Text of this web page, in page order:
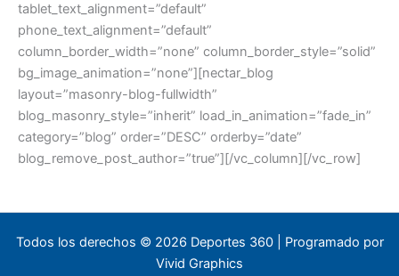
tablet_text_alignment=”default”
phone_text_alignment=”default”
column_border_width=”none” column_border_style=”solid”
bg_image_animation=”none”][nectar_blog
layout=”masonry-blog-fullwidth”
blog_masonry_style=”inherit” load_in_animation=”fade_in”
category=”blog” order=”DESC” orderby=”date”
blog_remove_post_author=”true”][/vc_column][/vc_row]
Todos los derechos © 2026 Deportes 360 | Programado por
Vivid Graphics